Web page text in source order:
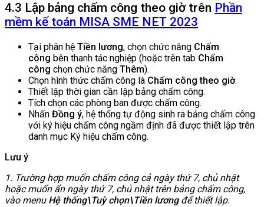
4.3 Lập bảng chấm công theo giờ trên Phần
mềm kế toán MISA SME NET 2023
Tại phân hệ Tiền lương, chọn chức năng Chấm
công bên thanh tác nghiệp (hoặc trên tab Chấm
công chọn chức năng Thêm).
Chọn hình thức chấm công là Chấm công theo giờ.
Thiết lập thời gian cần lập bảng chấm công.
Tích chọn các phòng ban được chấm công.
Nhấn Đồng ý, hệ thống tự động sinh ra bảng chấm công
với ký hiệu chấm công ngầm định đã được thiết lập trên
danh mục Ký hiệu chấm công.
Lưu ý
1. Trường hợp muốn chấm công cả ngày thứ 7, chủ nhật
hoặc muốn ẩn ngày thứ 7, chủ nhật trên bảng chấm công,
vào menu Hệ thống\Tuỳ chọn\Tiền lươngđể thiết lập.